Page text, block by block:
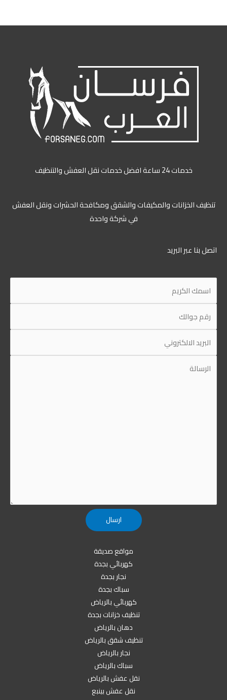
vyb/
leonbet
خدمات 24 ساعة افضل خدمات نقل العفش والتنظيف
تنظيف الخزانات والمكيفات والشقق ومكافحة الحشرات ونقل العفش
في شركة واحدة
اتصل بنا عبر البريد
مواقع صديقة
كهربائي بجدة
نجار بجدة
سباك بجدة
كهربائي بالرياض
تنظيف خزانات بجدة
دهان بالرياض
تنظيف شقق بالرياض
نجار بالرياض
سباك بالرياض
نقل عفش بالرياض
نقل عفش بينبع